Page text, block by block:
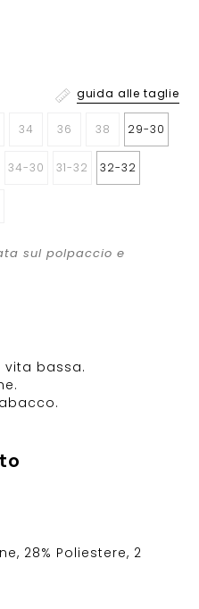
guida alle taglie
34 36 38 29-30
34-30 31-32 32-32
sul polpaccio e
bassa.
28% Poliestere, 2